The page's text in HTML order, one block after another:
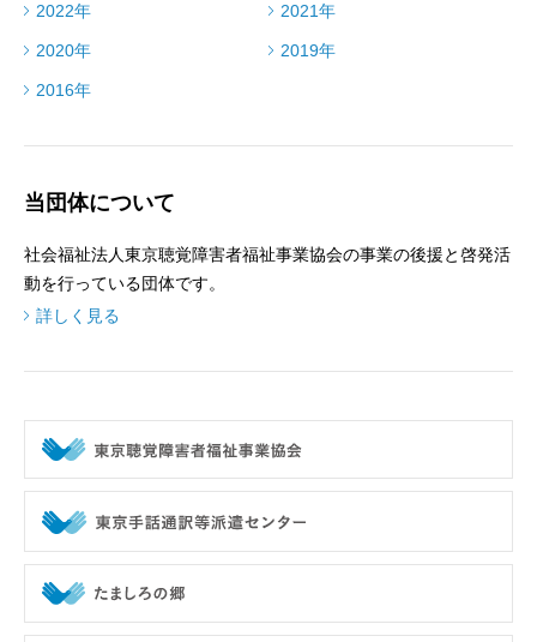
2022年 2021年
2020年 2019年
2016年
当団体について
社会福祉法人東京聴覚障害者福祉事業協会の事業の後援と啓発活
動を行っている団体です。
詳しく見る